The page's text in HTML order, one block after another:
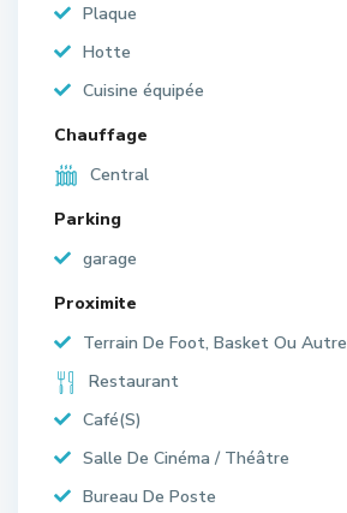
Plaque
Hotte
Cuisine équipée
Chauffage
Central
Parking
garage
Proximite
Terrain De Foot, Basket Ou Autre
Restaurant
Café(S)
Salle De Cinéma / Théâtre
Bureau De Poste